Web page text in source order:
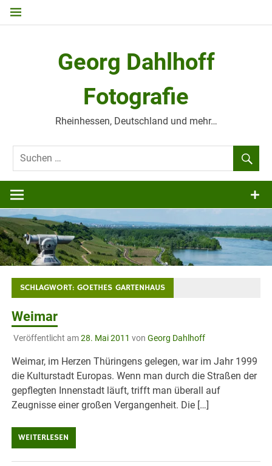
Zum
Georg Dahlhoff
Fotografie
Rheinhessen, Deutschland und mehr…
SCHLAGWORT:GOETHES GARTENHAUS
Weimar
Veröffentlicht am28. Mai 2011 von Georg Dahlhoff
Weimar, im Herzen Thüringens gelegen, war im Jahr 1999
die Kulturstadt Europas. Wenn man durch die Straßen der
gepflegten Innenstadt läuft, trifft man überall auf
Zeugnisse einer großen Vergangenheit. Die […]
WEITERLESEN